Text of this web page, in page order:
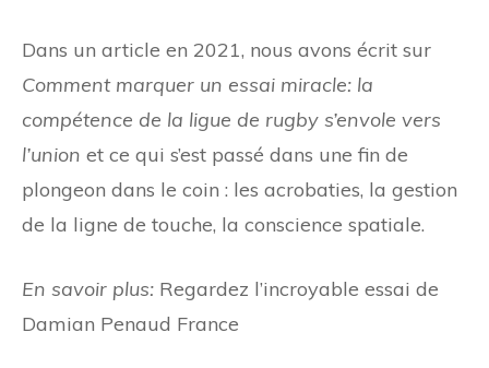
Dans un article en 2021, nous avons écrit sur
Comment marquer un essai miracle: la
compétence de la ligue de rugby s’envole vers
l’union et ce qui s’est passé dans une fin de
plongeon dans le coin : les acrobaties, la gestion
de la ligne de touche, la conscience spatiale.
En savoir plus: Regardez l’incroyable essai de
Damian Penaud France